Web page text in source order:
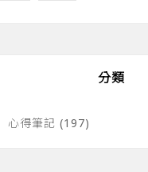
分類
心得筆記 (197)